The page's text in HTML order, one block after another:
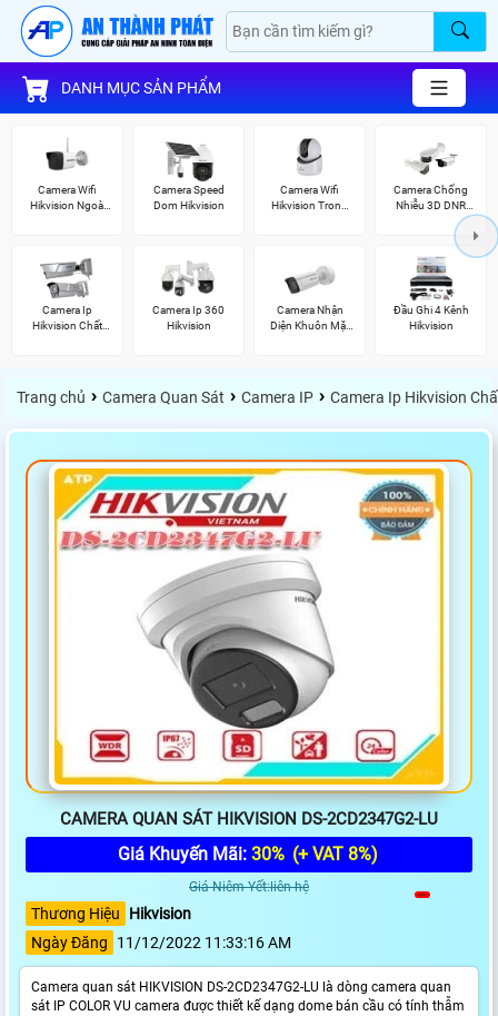
DANH MỤC SẢN PHẨM
Camera Wifi
Hikvision Ngoài
Camera Speed
Dom Hikvision
Camera Wifi
Hikvision Trong
Camera Chống
Nhiễu 3D DNR
Camera Ip
Hikvision Chất
Camera Ip 360
Hikvision
Camera Nhận
Diện Khuôn Mặt
Đầu Ghi 4 Kênh
Hikvision
Trang chủ › Camera Quan Sát › Camera IP › Camera Ip Hikvision
CAMERA QUAN SÁT HIKVISION DS-2CD2347G2-LU
Giá Khuyến Mãi: 30% (+ VAT 8%)
Giá Niêm Yết:liên hệ
Thương Hiệu
Hikvision
Ngày Đăng
11/12/2022 11:33:16 AM
Camera quan sát HIKVISION DS-2CD2347G2-LU là dòng camera quan
sát IP COLOR VU camera được thiết kế dạng dome bán cầu có tính thẫm